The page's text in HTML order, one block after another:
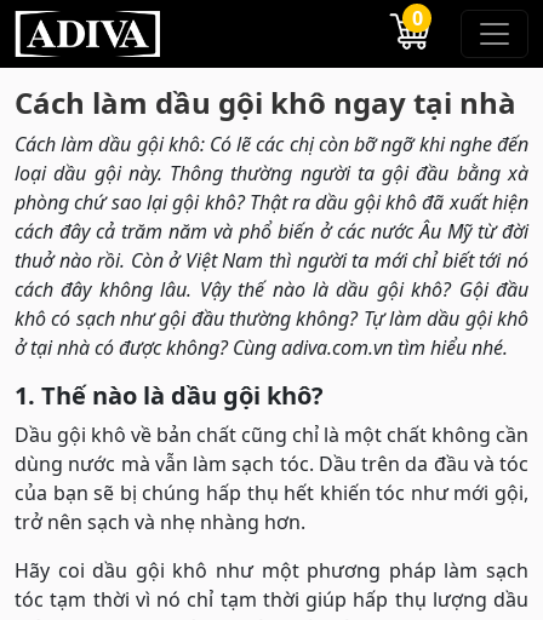
0
Cách làm dầu gội khô ngay tại nhà
Cách làm dầu gội khô: Có lẽ các chị còn bỡ ngỡ khi nghe đến
loại dầu gội này. Thông thường người ta gội đầu bằng xà
phòng chứ sao lại gội khô? Thật ra dầu gội khô đã xuất hiện
cách đây cả trăm năm và phổ biến ở các nước Âu Mỹ từ đời
thuở nào rồi. Còn ở Việt Nam thì người ta mới chỉ biết tới nó
cách đây không lâu. Vậy thế nào là dầu gội khô? Gội đầu
khô có sạch như gội đầu thường không? Tự làm dầu gội khô
ở tại nhà có được không? Cùng adiva.com.vn tìm hiểu nhé.
1. Thế nào là dầu gội khô?
Dầu gội khô về bản chất cũng chỉ là một chất không cần
dùng nước mà vẫn làm sạch tóc. Dầu trên da đầu và tóc
của bạn sẽ bị chúng hấp thụ hết khiến tóc như mới gội,
trở nên sạch và nhẹ nhàng hơn.
Hãy coi dầu gội khô như một phương pháp làm sạch
tóc tạm thời vì nó chỉ tạm thời giúp hấp thụ lượng dầu